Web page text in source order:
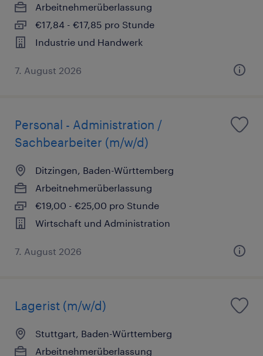
Arbeitnehmerüberlassung
€17,84 - €17,85 pro Stunde
Industrie und Handwerk
7. August 2026
Personal - Administration /
Sachbearbeiter (m/w/d)
Ditzingen, Baden-Württemberg
Arbeitnehmerüberlassung
€19,00 - €25,00 pro Stunde
Wirtschaft und Administration
7. August 2026
Lagerist (m/w/d)
Stuttgart, Baden-Württemberg
Arbeitnehmerüberlassung